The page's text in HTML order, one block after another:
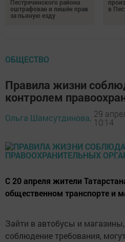
Пестречинского района
оштрафован и лишён прав
за пьяную езду
в
ОБЩЕСТВО
Правила жизни
контролем
Ольга Шамсутдинова, 29
10:14
С 20 апреля жители
общественном транспорте и
Зайти в автобусы и
соблюдение требования,